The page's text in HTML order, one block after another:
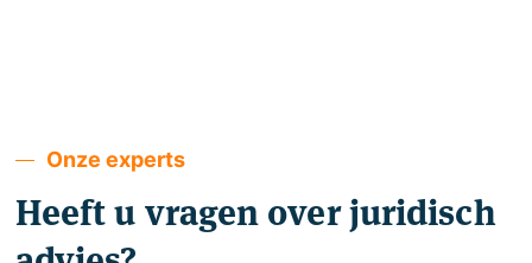
Onze experts
Heeft u vragen over juridisch